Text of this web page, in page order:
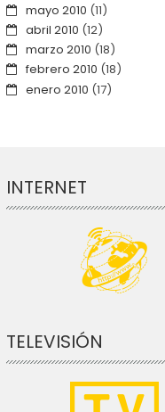
mayo 2010 (11)
abril 2010 (12)
marzo 2010 (18)
febrero 2010 (18)
enero 2010 (17)
INTERNET
TELEVISIÓN